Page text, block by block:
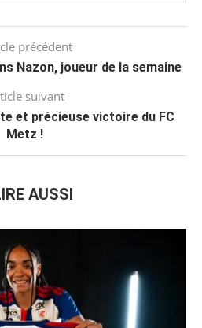
précédent
Nazon, joueur de la semaine
suivant
et précieuse victoire du FC
Metz !
AUSSI